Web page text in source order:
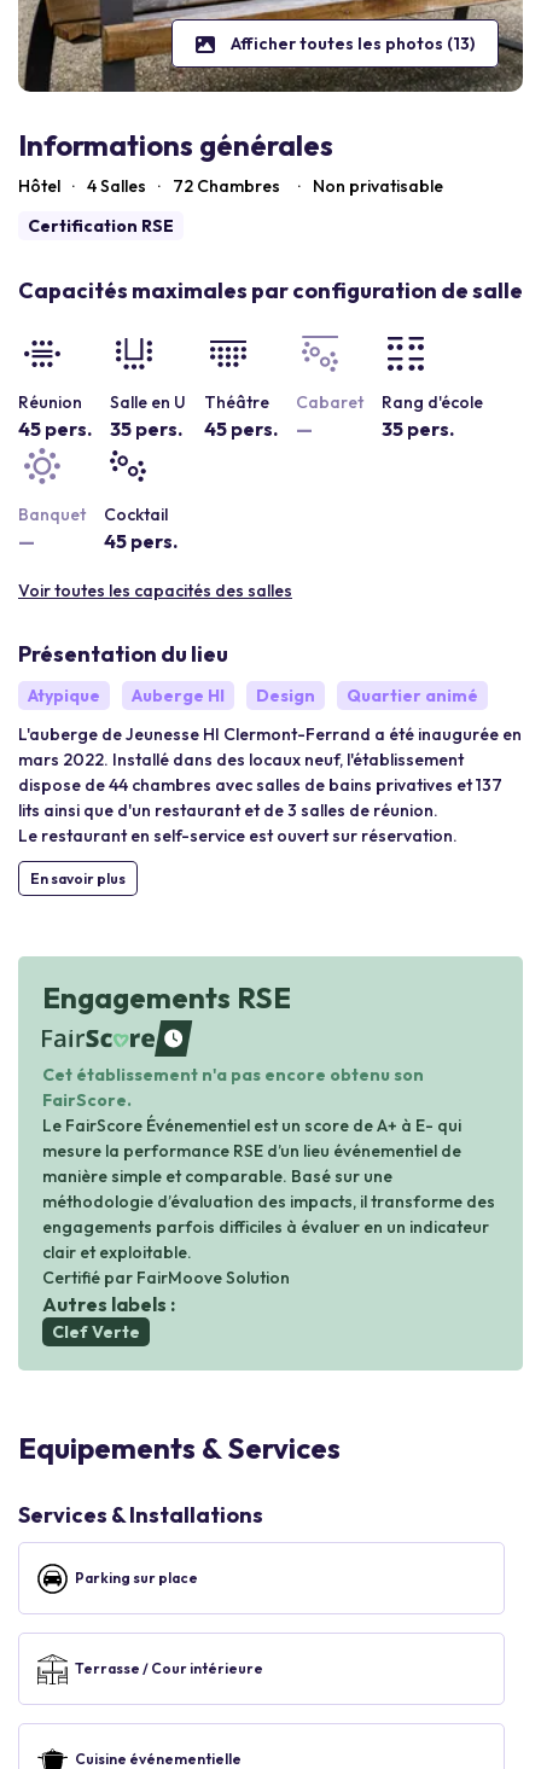
Afficher toutes les photos (13)
Informations générales
Hôtel · 4 Salles · 72 Chambres ·
Non privatisable
Certification RSE
Capacités maximales par configuration de salle
Réunion
45 pers.
Salle en U
35 pers.
Théâtre
45 pers.
Cabaret
—
Rang d'école
35 pers.
Banquet
—
Cocktail
45 pers.
Voir toutes les capacités des salles
Présentation du lieu
Atypique Auberge HI Design
Quartier animé
L'auberge de Jeunesse HI Clermont-Ferrand a été inaugurée en
mars 2022. Installé dans des locaux neuf, l'établissement
dispose de 44 chambres avec salles de bains privatives et 137
lits ainsi que d'un restaurant et de 3 salles de réunion.
Le restaurant en self-service est ouvert sur réservation.
En savoir plus
Engagements RSE
waiting
Cet établissement n'a pas encore obtenu son
FairScore.
Le FairScore Événementiel est un score de A+ à E- qui
mesure la performance RSE d’un lieu événementiel de
manière simple et comparable. Basé sur une
méthodologie d’évaluation des impacts, il transforme des
engagements parfois difficiles à évaluer en un indicateur
clair et exploitable.
Certifié par FairMoove Solution
Autres labels :
Clef Verte
Equipements & Services
Services & Installations
Parking sur place
Terrasse / Cour intérieure
Cuisine événementielle